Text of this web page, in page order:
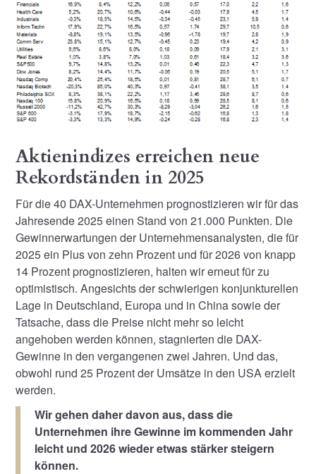
Aktienindizes erreichen neue
Rekordständen in 2025
Für die 40 DAX-Unternehmen prognostizieren wir für das
Jahresende 2025 einen Stand von 21.000 Punkten. Die
Gewinnerwartungen der Unternehmensanalysten, die für
2025 ein Plus von zehn Prozent und für 2026 von knapp
14 Prozent prognostizieren, halten wir erneut für zu
optimistisch. Angesichts der schwierigen konjunkturellen
Lage in Deutschland, Europa und in China sowie der
Tatsache, dass die Preise nicht mehr so leicht
angehoben werden können, stagnierten die DAX-
Gewinne in den vergangenen zwei Jahren. Und das,
obwohl rund 25 Prozent der Umsätze in den USA erzielt
werden.
Wir gehen daher davon aus, dass die
Unternehmen ihre Gewinne im kommenden Jahr
leicht und 2026 wieder etwas stärker steigern
können.